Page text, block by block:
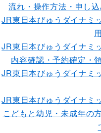
流れ・操作方法・申し
JR東日本びゅうダイナミ
JR東日本びゅうダイナミ
内容確認・予約確定・
JR東日本びゅうダイナミ
JR東日本びゅうダイナミ
こどもと幼児・未成年の